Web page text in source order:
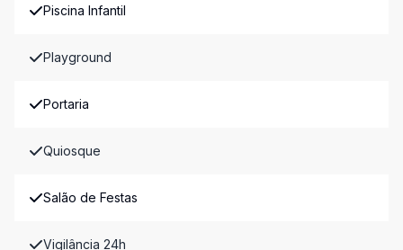
Piscina Infantil
Playground
Portaria
Quiosque
Salão de Festas
Vigilância 24h